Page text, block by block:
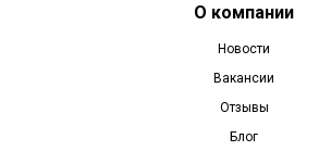
О компании
Новости
Вакансии
Отзывы
Блог